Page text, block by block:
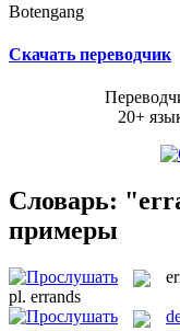
Botengang
Скачать переводчик
20+
Словарь:
примеры
pl. errands